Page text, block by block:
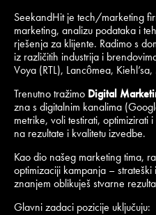
SeekandHit je tech/marketing
marketing, analizu podataka i
rješenja za klijente. Radimo s
iz različitih industrija i
Voya (RTL), Lancômea,
Trenutno tražimo Digital
zna s digitalnim kanalima
metrike, voli testirati, optimizirati
na rezultate i kvalitetu izvedbe.
Kao dio našeg marketing tima,
optimizaciji kampanja –
znanjem oblikuješ stvarne
Glavni zadaci pozicije uključuju: